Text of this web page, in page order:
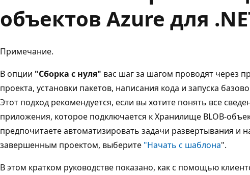
объектов Azure для
Примечание.
В опции "Сборка с нуля" вас шаг за шагом проводят через
проекта, установки пакетов, написания кода и запуска
Этот подход рекомендуется, если вы хотите понять все
приложения, которое подключается к Хранилище BLOB-
предпочитаете автоматизировать задачи развертывания и
завершенным проектом, выберите "Начать с шаблона".
В этом кратком руководстве показано, как с помощью